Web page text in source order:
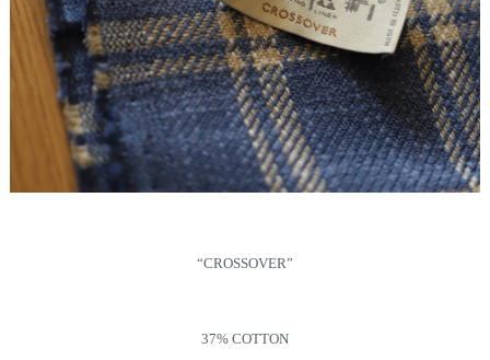
“CROSSOVER”
37% COTTON